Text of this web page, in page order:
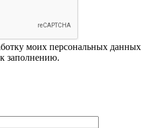
моих персональных данных
заполнению.